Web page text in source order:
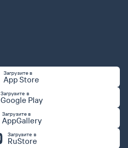
Загрузите в
App Store
Загрузите в
Google Play
Загрузите в
AppGallery
Загрузите в
RuStore